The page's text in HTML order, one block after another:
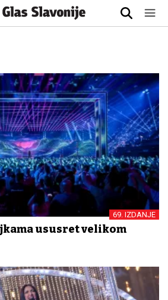
69. IZDANJE
ususret velikom